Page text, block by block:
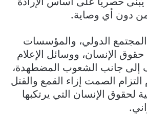
دون أي وصاية.
الدولي، والمؤسسات
الإنسان، ووسائل الإعلام
إلى جانب الشعوب المضطهدة،
الصمت إزاء القمع والقتل
لحقوق الإنسان التي يرتكبها